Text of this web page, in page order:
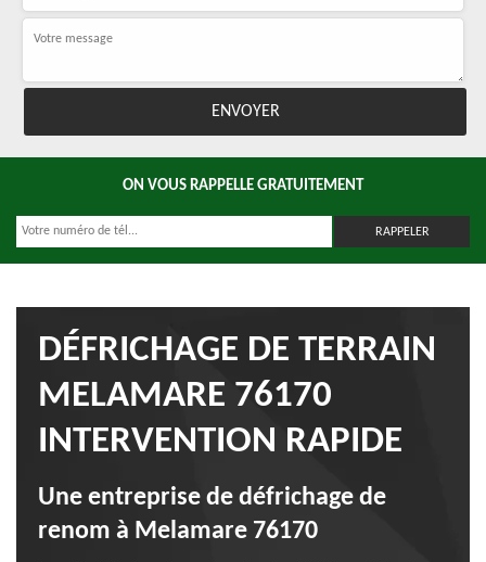
ON VOUS RAPPELLE GRATUITEMENT
DÉFRICHAGE DE TERRAIN
MELAMARE 76170
INTERVENTION RAPIDE
Une entreprise de défrichage de
renom à Melamare 76170